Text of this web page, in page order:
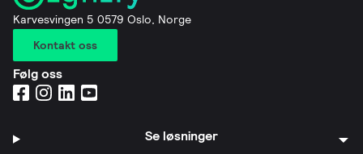
Karvesvingen 5 0579 Oslo, Norge
Kontakt oss
Følg oss
Se løsninger